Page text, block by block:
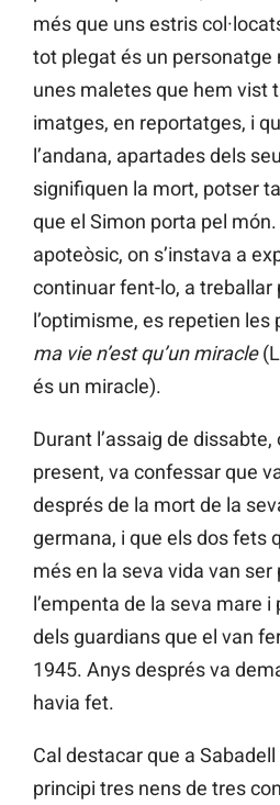
més que uns estris
tot plegat és un personatge
unes maletes que hem vist
imatges, en reportatges, i
l’andana, apartades dels
signifiquen la mort, potser
que el Simon porta pel món.
apoteòsic, on s’instava a
continuar fent-lo, a treballar
l’optimisme, es repetien les
ma vie n’est qu’un miracle
és un miracle).
Durant l’assaig de
present, va confessar que
després de la mort de la
germana, i que els dos fets
més en la seva vida van
l’empenta de la seva mare
dels guardians que el van
1945. Anys després va
havia fet.
Cal destacar que a
principi tres nens de tres